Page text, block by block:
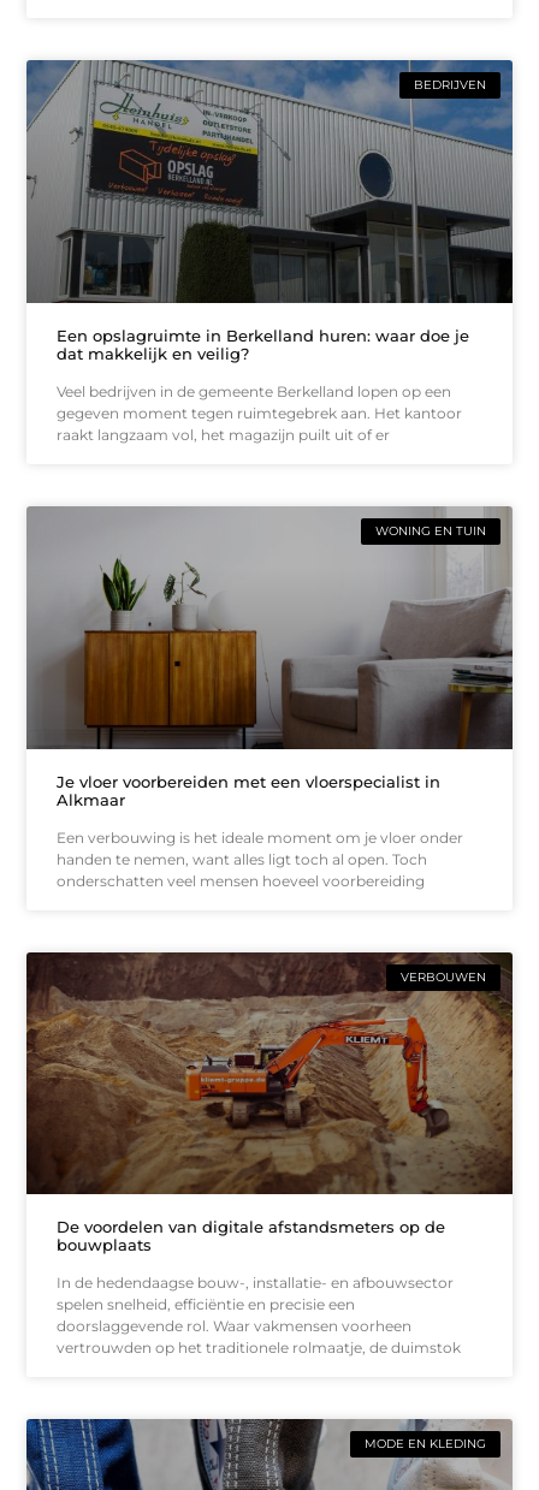
BEDRIJVEN
Een opslagruimte in Berkelland huren: waar doe je
dat makkelijk en veilig?
Veel bedrijven in de gemeente Berkelland lopen op een
gegeven moment tegen ruimtegebrek aan. Het kantoor
raakt langzaam vol, het magazijn puilt uit of er
WONING EN TUIN
Je vloer voorbereiden met een vloerspecialist in
Alkmaar
Een verbouwing is het ideale moment om je vloer onder
handen te nemen, want alles ligt toch al open. Toch
onderschatten veel mensen hoeveel voorbereiding
VERBOUWEN
De voordelen van digitale afstandsmeters op de
bouwplaats
In de hedendaagse bouw-, installatie- en afbouwsector
spelen snelheid, efficiëntie en precisie een
doorslaggevende rol. Waar vakmensen voorheen
vertrouwden op het traditionele rolmaatje, de duimstok
MODE EN KLEDING